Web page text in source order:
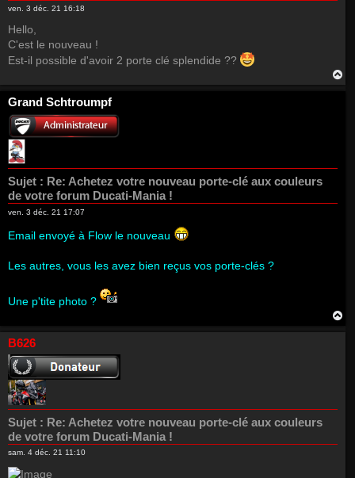
ven. 3 déc. 21 16:18
Hello,
C'est le nouveau !
Est-il possible d'avoir 2 porte clé splendide ??
Grand Schtroumpf
Sujet : Re: Achetez votre nouveau porte-clé aux couleurs
de votre forum Ducati-Mania !
ven. 3 déc. 21 17:07
Email envoyé à Flow le nouveau
Les autres, vous les avez bien reçus vos porte-clés ?
Une p'tite photo ?
B626
Sujet : Re: Achetez votre nouveau porte-clé aux couleurs
de votre forum Ducati-Mania !
sam. 4 déc. 21 11:10